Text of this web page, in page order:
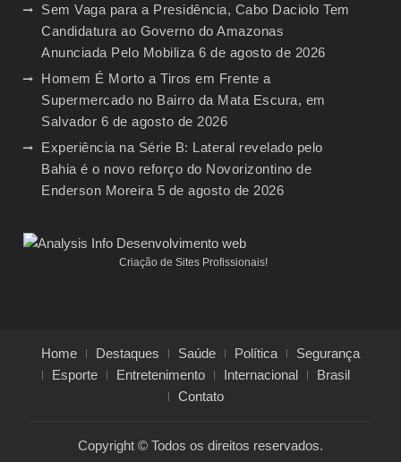
Sem Vaga para a Presidência, Cabo Daciolo Tem
Candidatura ao Governo do Amazonas
Anunciada Pelo Mobiliza 6 de agosto de 2026
Homem É Morto a Tiros em Frente a
Supermercado no Bairro da Mata Escura, em
Salvador 6 de agosto de 2026
Experiência na Série B: Lateral revelado pelo
Bahia é o novo reforço do Novorizontino de
Enderson Moreira 5 de agosto de 2026
Criação de Sites Profissionais!
Home Destaques Saúde Política
Segurança
Esporte
Entretenimento Internacional
Brasil
Contato
Copyright © Todos os direitos reservados.